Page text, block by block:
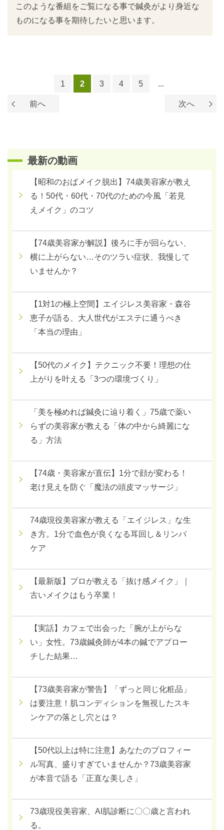
このような番組をご覧になる事で鍼灸がより身近な
ものになる事を期待したいと思います。
前へ
1 2 3 4 5 ...
次へ
最新の動画
【昭和のおばメイク脱出】74歳美容家が教え
る！50代・60代・70代のための今風「若見
えメイク」のコツ
【74歳美容家が解説】後ろに手が回らない、
横に上がらない…そのツラい症状、我慢して
いませんか？
【1対1の極上空間】エイジレス美容家・森谷
恵子が語る、大人世代がエステに通うべき
「本当の理由」
【50代のメイク】テクニック不要！理想の仕
上がりを叶える「3つの環境づくり」
「美を極めれば鍼灸に辿り着く」75歳で薬い
らずの美容家が教える「体の中から綺麗にな
る」方法
【74歳・美容家が直伝】1分で顔が変わる！
老け見えを防ぐ「魔法の頭皮マッサージ」
74歳現役美容家が教える「エイジレス」な生
き方。1分で血色が良くなる耳回し＆リンパ
ケア
【最新版】プロが教える「抜け感メイク」｜
古いメイクはもう卒業！
【実話】カフェで出会った「腕が上がらな
い」女性。73歳鍼灸師が4本の鍼でアプロー
チした結果…
【73歳美容家が警告】「ずっと同じ化粧品」
は要注意！肌コンディションを無視したスキ
ンケアの落とし穴とは？
【50代以上は特に注意】あなたのプロフィー
ル写真、盛りすぎていませんか？73歳美容家
が本音で語る「正直な美しさ」
73歳現役美容家、AI肌診断に〇〇歳と言われ
る。